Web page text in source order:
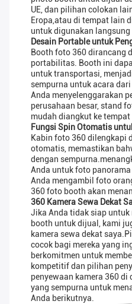
UE, dan pilihan colokan
Eropa,atau di tempat lain
untuk digunakan
Desain Portable untuk
Booth foto 360 dirancang
portabilitas. Booth ini
untuk transportasi,
sempurna untuk acara
Anda menyelenggarakan
perusahaan besar, stand
mudah diangkut ke tempat
Fungsi Spin Otomatis
Kabin foto 360 dilengkapi
otomatis, memastikan
dengan
Anda untuk foto
Anda mengambil foto
360 foto booth akan
360 Kamera Sewa Dekat
Jika Anda tidak siap
booth untuk dijual, kami
kamera sewa dekat
cocok bagi mereka yang
berkomitmen untuk
kompetitif dan pilihan
penyewaan kamera 360 di
yang sempurna untuk
Anda berikutnya.